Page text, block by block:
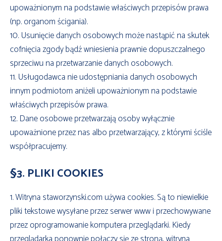
upoważnionym na podstawie właściwych przepisów prawa
(np. organom ścigania).
10. Usunięcie danych osobowych może nastąpić na skutek
cofnięcia zgody bądź wniesienia prawnie dopuszczalnego
sprzeciwu na przetwarzanie danych osobowych.
11. Usługodawca nie udostępniania danych osobowych
innym podmiotom aniżeli upoważnionym na podstawie
właściwych przepisów prawa.
12. Dane osobowe przetwarzają osoby wyłącznie
upoważnione przez nas albo przetwarzający, z którymi ściśle
współpracujemy.
§3. PLIKI COOKIES
1. Witryna staworzynski.com używa cookies. Są to niewielkie
pliki tekstowe wysyłane przez serwer www i przechowywane
przez oprogramowanie komputera przeglądarki. Kiedy